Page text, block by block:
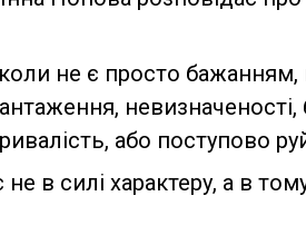
не є просто бажанням,
або поступово
в силі характеру, а в